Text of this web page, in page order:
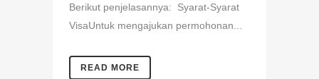
Berikut penjelasannya: Syarat-Syarat
VisaUntuk mengajukan permohonan...
READ MORE